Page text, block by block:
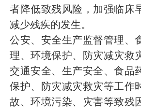
者降低致残风险，加强临床
减少残疾的发生。
公安、安全生产监督管理、
理、环境保护、防灾减灾救
交通安全、生产安全、食品
保护、防灾减灾救灾等工作
故、环境污染、灾害等致残